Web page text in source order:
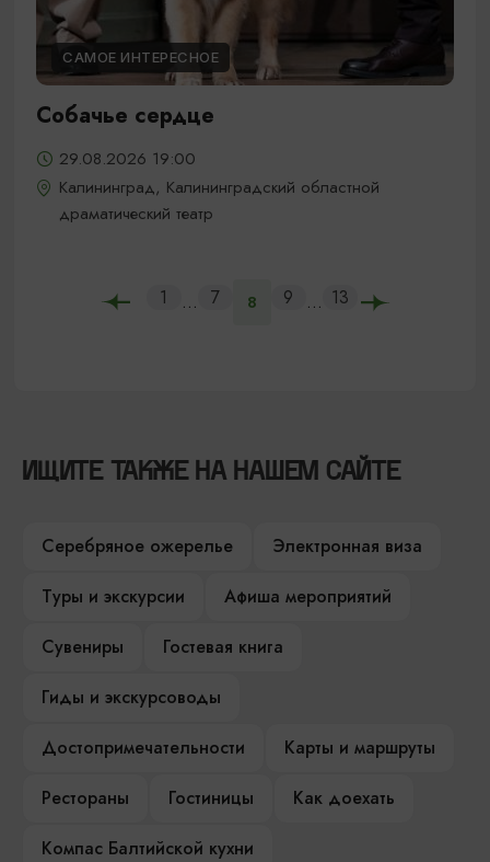
САМОЕ ИНТЕРЕСНОЕ
Собачье сердце
29.08.2026 19:00
Калининград, Калининградский областной
драматический театр
1 ... 7 8 9 ... 13
ИЩИТЕ ТАКЖЕ НА НАШЕМ САЙТЕ
Серебряное ожерелье
Электронная виза
Туры и экскурсии
Афиша мероприятий
Сувениры
Гостевая книга
Гиды и экскурсоводы
Достопримечательности
Карты и маршруты
Рестораны
Гостиницы
Как доехать
Компас Балтийской кухни